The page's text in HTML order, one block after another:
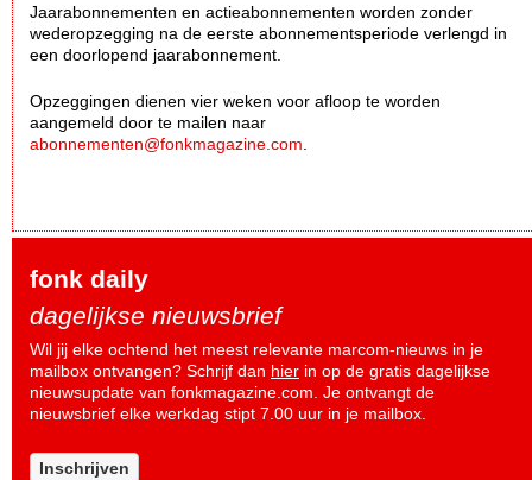
Jaarabonnementen en actieabonnementen worden zonder
wederopzegging na de eerste abonnementsperiode verlengd in
een doorlopend jaarabonnement.
Opzeggingen dienen vier weken voor afloop te worden
aangemeld door te mailen naar
abonnementen@fonkmagazine.com.
fonk daily
dagelijkse nieuwsbrief
Wil jij elke ochtend het meest relevante marcom-nieuws in je
mailbox ontvangen? Schrijf dan hier in op de gratis dagelijkse
nieuwsupdate van fonkmagazine.com. Je ontvangt de
nieuwsbrief elke werkdag stipt 7.00 uur in je mailbox.
Inschrijven